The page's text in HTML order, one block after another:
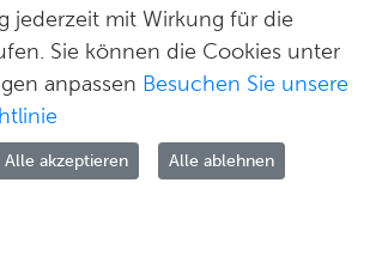
jederzeit mit Wirkung für die
Sie können die Cookies unter
anpassen Besuchen Sie unsere
Alle akzeptieren Alle ablehnen